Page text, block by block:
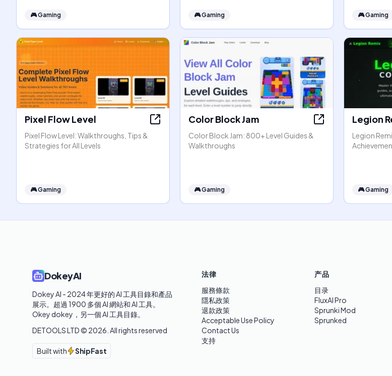
🎮Gaming 🎮Gaming 🎮Gaming
Pixel Flow Level
Pixel Flow Level: Walkthroughs, Tips &
Strategies for All Levels
🎮Gaming
Color Block Jam
Color Block Jam: 800+ Level Guides &
Walkthroughs
🎮Gaming
Legion
Legion
🎮Gaming
DokeyAI
Dokey AI - 2024 年更好的 AI 工具目錄和產品
展示。超過 1900 多個 AI 網站和 AI 工具。
Okey dokey，另一個 AI 工具目錄。
DETOOLS LTD © 2026 . All rights reserved
Built with ShipFast
法律
服務條款
隱私政策
退款政策
Acceptable Use Policy
Contact Us
支持
产品
目录
FluxAI Pro
Sprunki Mod
Sprunked